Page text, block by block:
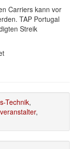
Carriers kann vor
TAP Portugal
Streik
Technik,
,